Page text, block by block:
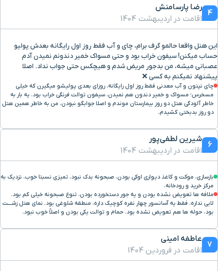
4
رضا پارسامنش
اقامت در اردیبهشت 1404
این هنل واقعا حالمو گرف برام، چای و آب فقط روز اول رایگانه بعدش پولیو
حساب میکنن! سیفون خراب بود و حتی مسواک خمیر دندونم نمیدن آدم
عصبانی میشه، من بدجور مریض شدم و هیچکس حتی جواب نداد. اصلا
پیشنهاد نمیکنم به کسی ❌
چای نپتون و آب معدنی فقط روز اول رایگانه، روزای بعدی پولیشو میگیرن که خیلی
مسخرس؛ مسواک و خمیر دندون هم نمیدن، سیفون توالت فرنگی خراب بود. یه بار به
خاطر آلودگی هتل دو روز بیمارستان موندم و اصلا جوابگو نبودن. من به خاطر همین هتل
دو روز بدبختی کشیدم.
6
شیرین لطفی‌پور
اقامت در اردیبهشت 1404
بازسازی، موکت و کاغذ دیواری اوکی بودن، صبحونه بدک نبود، تمیزی نسبتا خوب، نزدیک به
مرکز خرید و رودخانه.
ملافه ها تعویض نشده بودن و یه جور دستخورده بودن، تنوع صبحونه خیلی کم بود.
لابی نداره، فقط یه آسانسور چهار نفره کوچیک داره، منطقه شلوغی بود. نمای هتل زشــــت
بود، حوله ها هم تعویض نشده بود. حمام و توالت یکی بودن و اصلاً خوب نبود.
7
عاطفه امینی
اقامت در فروردین 1404